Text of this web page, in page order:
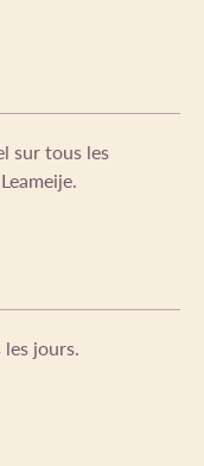
sur tous les
jours.